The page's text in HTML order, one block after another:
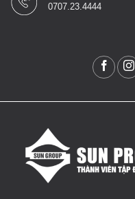
0707.23.4444